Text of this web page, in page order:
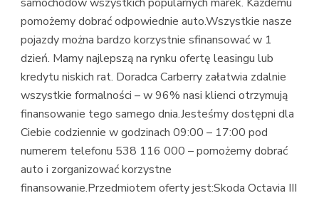
pomożemy dobrać odpowiednie auto.Wszystkie nasze
pojazdy można bardzo korzystnie sfinansować w 1
dzień. Mamy najlepszą na rynku ofertę leasingu lub
kredytu niskich rat. Doradca Carberry załatwia zdalnie
wszystkie formalności – w 96% nasi klienci otrzymują
finansowanie tego samego dnia.Jesteśmy dostępni dla
Ciebie codziennie w godzinach 09:00 – 17:00 pod
numerem telefonu 538 116 000 – pomożemy dobrać
auto i zorganizować korzystne
finansowanie.Przedmiotem oferty jest:Skoda Octavia III